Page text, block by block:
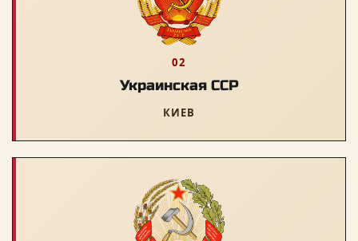
02
Украинская ССР
КИЕВ